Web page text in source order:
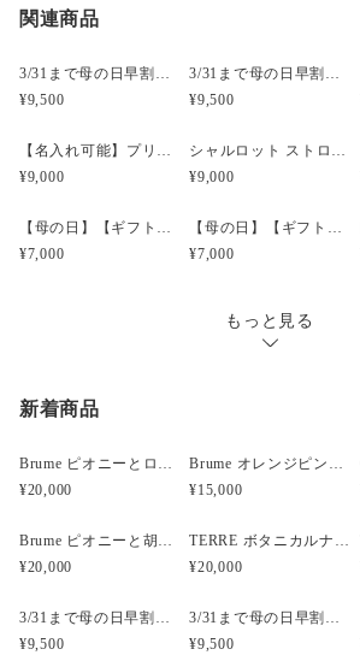
時間差で完売になってしまいましたら
しくお願い致します。
になり、1週間ほどお時間をいただく場
す。お急ぎの方はメールにてご相談くだ
お届け日時等にご指定がある場合は、
18時・18時～20時・19時～21時
送料無料
¥5,000以上のご注文で送料無料
関連商品
3/31まで母の日早割・5束限定 ピオニーのアーティフィシャルフラワーブーケ Merci Élégantメルシーエレガン
¥9,500
3/31まで母の日早割・5束限定 ローズのアーティフィシャルフラワーブーケ Bonheur Rosé（ボヌール・ロゼ）
¥9,500
【名入れ可能】プリザーブド フラワーケーキ シャルロット マスカット【母の日】【誕生日】【開店祝い】
¥9,000
シャルロット ストロベリーピンク プリザーブドフラワーケーキ 【名入れ可能】
¥9,000
【母の日】【ギフト】香りのプリザーブドフラワーボックス イエロー
¥7,000
【母の日】【ギフト】香りのプリザーブドフラワーボックス ピンク
¥7,000
もっと見る
新着商品
Brume ピオニーとローズと胡蝶蘭のウェディングブーケ
¥20,000
Brume オレンジピンクのフープブーケ
¥15,000
Brume ピオニーと胡蝶蘭のウェディングブーケ
¥20,000
TERRE ボタニカルナチュラルクラッチウェディングブーケ
¥20,000
3/31まで母の日早割・5束限定 ピオニーのアーティフィシャルフラワーブーケ Merci Élégantメルシーエレガン
¥9,500
3/31まで母の日早割・5束限定 ローズのアーティフィシャルフラワーブーケ Bonheur Rosé（ボヌール・ロゼ）
¥9,500